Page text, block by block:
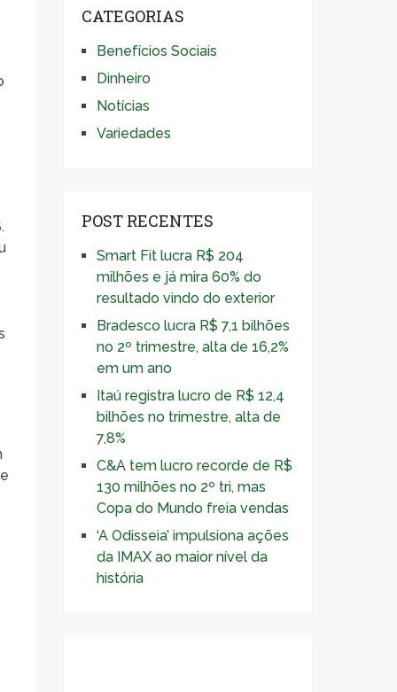
CATEGORIAS
Benefícios Sociais
Dinheiro
Notícias
Variedades
POST RECENTES
Smart Fit lucra R$ 204
milhões e já mira 60% do
resultado vindo do exterior
Bradesco lucra R$ 7,1 bilhões
no 2º trimestre, alta de 16,2%
em um ano
Itaú registra lucro de R$ 12,4
bilhões no trimestre, alta de
7,8%
C&A tem lucro recorde de R$
130 milhões no 2º tri, mas
Copa do Mundo freia vendas
‘A Odisseia’ impulsiona ações
da IMAX ao maior nível da
história